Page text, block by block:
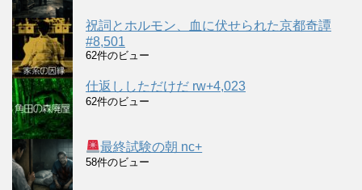
祝詞とホルモン、血に伏せられた京都奇譚
#8,501
62件のビュー
仕返ししただけだ rw+4,023
62件のビュー
最終試験の朝 nc+
58件のビュー